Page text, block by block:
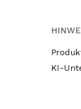
KI-